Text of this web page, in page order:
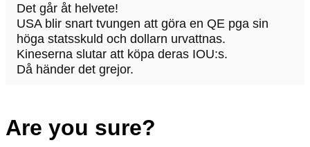
Det går åt helvete!
USA blir snart tvungen att göra en QE pga sin
höga statsskuld och dollarn urvattnas.
Kineserna slutar att köpa deras IOU:s.
Då händer det grejor.
Are you sure?